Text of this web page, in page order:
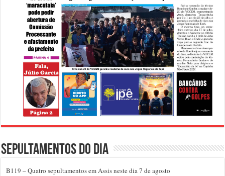
Sepultamentos do dia
B119 – Quatro sepultamentos em Assis neste dia 7 de agosto